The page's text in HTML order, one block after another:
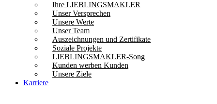
Ihre LIEBLINGSMAKLER
Unser Versprechen
Unsere Werte
Unser Team
Auszeichnungen und Zertifikate
Soziale Projekte
LIEBLINGSMAKLER-Song
Kunden werben Kunden
Unsere Ziele
Karriere